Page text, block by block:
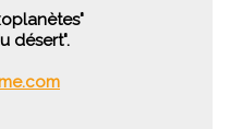
désert".